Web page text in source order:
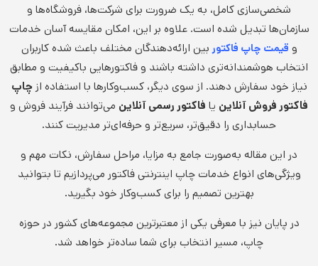
شخصی‌سازی کامل، به یک ضرورت برای شرکت‌ها، فروشگاه‌ها و
سازمان‌ها تبدیل شده است. علاوه بر این، امکان مقایسه آسان خدمات
و قیمت چاپ فاکتوربین ارائه‌دهندگان مختلف باعث شده کاربران
انتخاب هوشمندانه‌تری داشته باشند و فاکتورهایی باکیفیت و مطابق
نیاز خود سفارش دهند. از سوی دیگر، کسب‌وکارها با استفاده ازچاپ
فاکتور فروش آنلاین یا فاکتور رسمی آنلاین می‌توانند فرآیند فروش و
حسابداری را دقیق‌تر، سریع‌تر و حرفه‌ای‌تر مدیریت کنند.
در این مقاله به‌صورت جامع به مزایا، مراحل سفارش، نکات مهم و
ویژگی‌های انواع خدمات چاپ اینترنتی فاکتور می‌پردازیم تا بتوانید
بهترین تصمیم را برای کسب‌وکار خود بگیرید.
در پایان نیز با معرفی یکی از معتبرترین مجموعه‌های کشور در حوزه
چاپ، مسیر انتخاب برای شما ساده‌تر خواهد شد.